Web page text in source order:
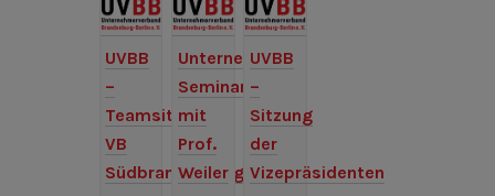
UVBB
–
Teamsitzung
VB
Südbrandenburg
Unternehmer-
Seminar
mit
Prof.
Weiler
UVBB
–
Sitzung
der
Vizepräsidenten